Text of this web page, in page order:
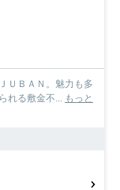
ＵＢＡＮ。魅力も多
れる敷金不...
もっと